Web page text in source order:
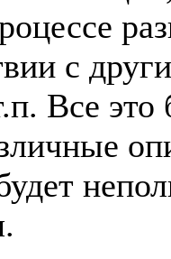
с
Все это